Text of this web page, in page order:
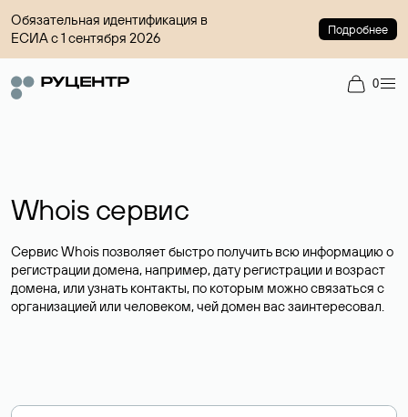
Обязательная идентификация в
ЕСИА с 1 сентября 2026
Подробнее
0
Whois сервис
Сервис Whois позволяет быстро получить всю информацию о
регистрации домена, например, дату регистрации и возраст
домена, или узнать контакты, по которым можно связаться с
организацией или человеком, чей домен вас заинтересовал.